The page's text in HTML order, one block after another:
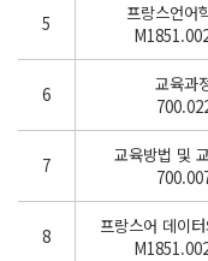
5
프랑스언어
6
교육과
7
교육방법 및
8
프랑스어 데이